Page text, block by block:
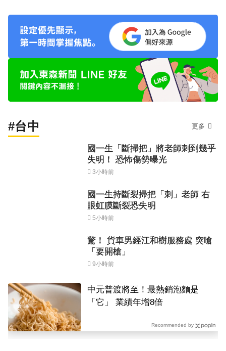
#台中 更多
國一生「斷掃把」將老師刺到幾乎
失明！ 恐怖傷勢曝光
3小時前
國一生持斷裂掃把「刺」老師 右
眼虹膜斷裂恐失明
5小時前
驚！ 貨車男經江和樹服務處 突嗆
「要開槍」
9小時前
中元普渡將至！最熱銷泡麵是
「它」 業績年增8倍
Recommended by